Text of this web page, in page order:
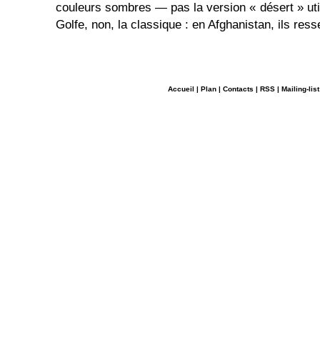
couleurs sombres — pas la version « désert »
Golfe, non, la classique : en Afghanistan, ils
Accueil | Plan | Contacts | RSS | Mailing-list